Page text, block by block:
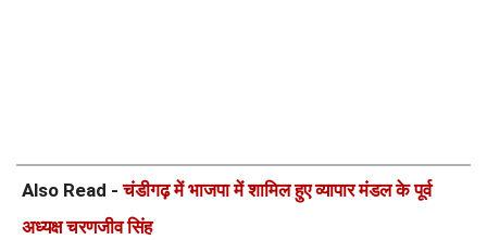
Also Read -चंडीगढ़ में भाजपा में शामिल हुए व्यापार मंडल के पूर्व
अध्यक्ष चरणजीव सिंह